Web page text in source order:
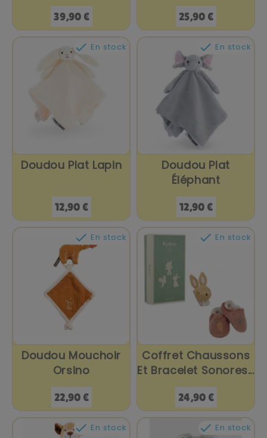
Prix
39,90 € Prix
25,90 €
 En stock
Doudou Plat Lapin
Prix
12,90 €
 En stock
Doudou Plat
Éléphant
Prix
12,90 €
 En stock
Doudou Mouchoir
Orsino
Prix
22,90 €
 En stock
Coffret Chaussons
Et Bracelet Sonores...
Prix
24,90 €
 En stock  En stock